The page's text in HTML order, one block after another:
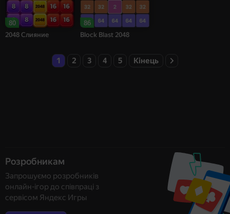
80
2048 Слияние
86
Block Blast 2048
1 2 3 4 5 Кінець
Розробникам
Запрошуємо розробників
онлайн-ігор до співпраці з
сервісом Яндекс Игры